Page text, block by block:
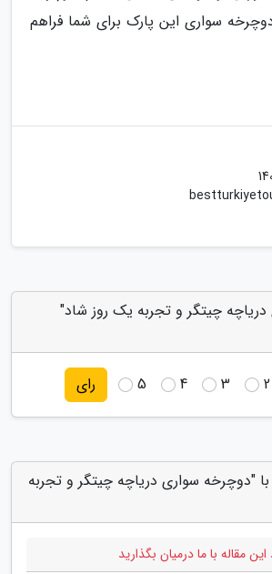
سواری این پارک برای شما فراهم
چیتگر و تجربه یک روز شاد"
2
3
4
5 رای
"دوچرخه سواری دریاچه چیتگر و تجربه
مقاله با ما درمیان بگذارید